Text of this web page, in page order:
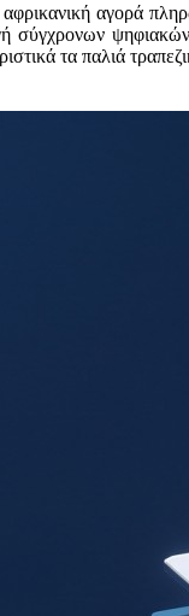
αφρικανική αγορά
σύγχρονων
τα παλιά